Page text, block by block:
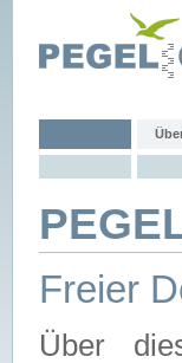
Freier
Über